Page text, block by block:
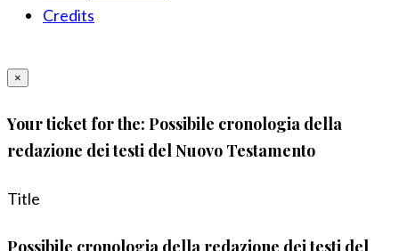
Credits
×
Your ticket for the: Possibile cronologia della
redazione dei testi del Nuovo Testamento
Title
Possibile cronologia della redazione dei testi del